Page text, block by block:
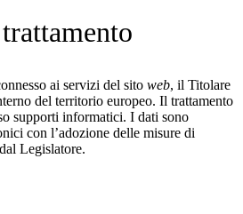
ai servizi del sito web, il Titolare
del territorio europeo. Il trattamento
supporti informatici. I dati sono
con l’adozione delle misure di
Legislatore.